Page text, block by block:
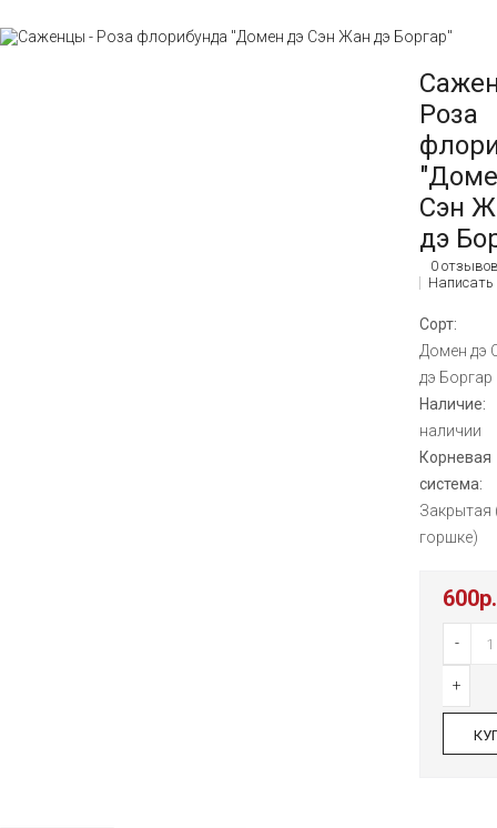
Роза
Сэн
дэ
0
Сорт:
Домен дэ
дэ Боргар
Наличие:
наличии
Корневая
система:
Закрытая
горшке)
600р.
-
+